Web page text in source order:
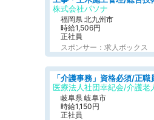
株式会社パソナ
福岡県 北九州市
時給1,506円
正社員
スポンサー：求人ボックス
岐阜県 岐阜市
時給1,150円
正社員